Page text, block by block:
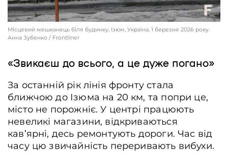
Місцевий мешканець біля будинку, Ізюм, Україна, 1 березня 2026 року.
Анна Зубенко / Frontliner
«Звикаєш до всього, а це дуже погано»
За останній рік лінія фронту стала
ближчою до Ізюма на 20 км, та попри це,
місто не порожніє. У центрі працюють
невеликі магазини, відкриваються
кав’ярні, десь ремонтують дороги. Час від
часу цю звичайність переривають вибухи.